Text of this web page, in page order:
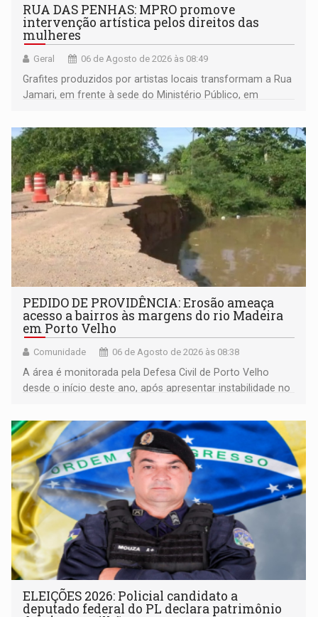
RUA DAS PENHAS: MPRO promove
intervenção artística pelos direitos das
mulheres
Geral 06 de Agosto de 2026 às 08:49
Grafites produzidos por artistas locais transformam a Rua
Jamari, em frente à sede do Ministério Público, em
da Penha e o enfrentamento à violência
PEDIDO DE PROVIDÊNCIA: Erosão ameaça
acesso a bairros às margens do rio Madeira
em Porto Velho
Comunidade 06 de Agosto de 2026 às 08:38
A área é monitorada pela Defesa Civil de Porto Velho
desde o início deste ano, após apresentar instabilidade no
ELEIÇÕES 2026: Policial candidato a
deputado federal do PL declara patrimônio